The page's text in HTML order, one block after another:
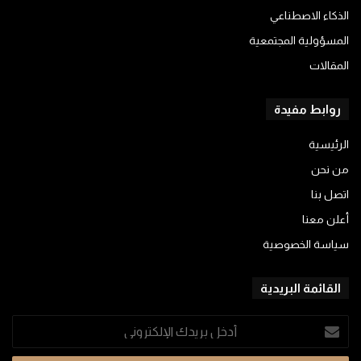
الذكاء الاصطناعي
المسؤولية المجتمعية
المقالات
روابط مفيدة
الرئيسية
من نحن
اتصل بنا
أعلن معنا
سياسة الخصوصية
القائمة البريدية
أدخل
بريدك
الإلكتروني